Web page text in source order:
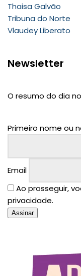
Thaisa Galvão
Tribuna do Norte
Vlaudey Liberato
Newsletter
O resumo do dia
Primeiro nome ou
Email
Ao prosseguir,
privacidade.